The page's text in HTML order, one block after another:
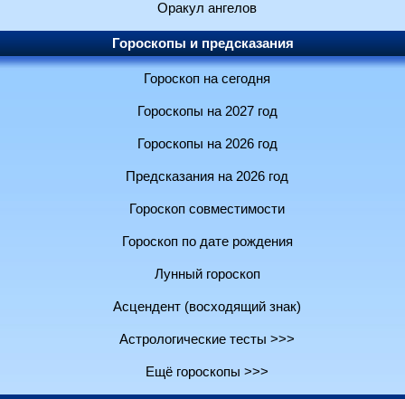
Оракул ангелов
Гороскопы и предсказания
Гороскоп на сегодня
Гороскопы на 2027 год
Гороскопы на 2026 год
Предсказания на 2026 год
Гороскоп совместимости
Гороскоп по дате рождения
Лунный гороскоп
Асцендент (восходящий знак)
Астрологические тесты >>>
Ещё гороскопы >>>